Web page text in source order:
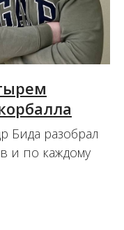
Бида разобрал
и по каждому